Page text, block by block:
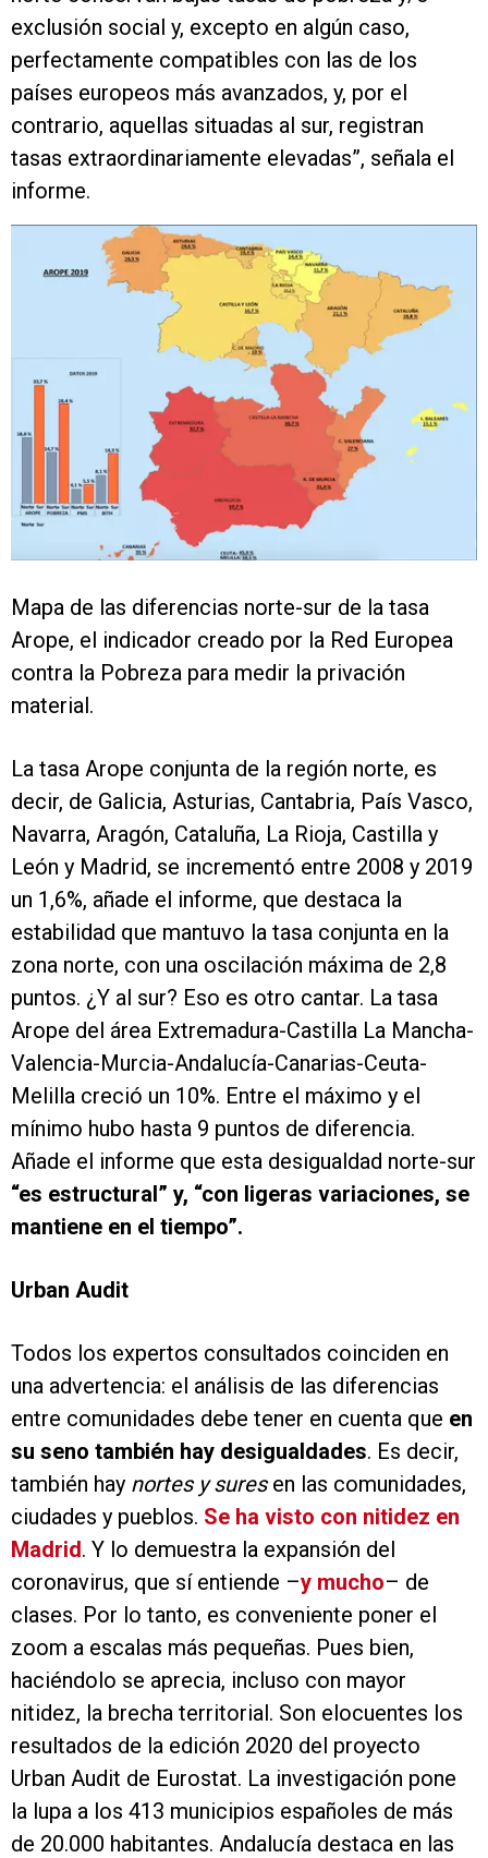
exclusión social y, excepto en algún caso,
perfectamente compatibles con las de los
países europeos más avanzados, y, por el
contrario, aquellas situadas al sur, registran
tasas extraordinariamente elevadas”, señala el
informe.
Mapa de las diferencias norte-sur de la tasa
Arope, el indicador creado por la Red Europea
contra la Pobreza para medir la privación
material.
La tasa Arope conjunta de la región norte, es
decir, de Galicia, Asturias, Cantabria, País Vasco,
Navarra, Aragón, Cataluña, La Rioja, Castilla y
León y Madrid, se incrementó entre 2008 y 2019
un 1,6%, añade el informe, que destaca la
estabilidad que mantuvo la tasa conjunta en la
zona norte, con una oscilación máxima de 2,8
puntos. ¿Y al sur? Eso es otro cantar. La tasa
Arope del área Extremadura-Castilla La Mancha-
Valencia-Murcia-Andalucía-Canarias-Ceuta-
Melilla creció un 10%. Entre el máximo y el
mínimo hubo hasta 9 puntos de diferencia.
Añade el informe que esta desigualdad norte-sur
“es estructural” y, “con ligeras variaciones, se
mantiene en el tiempo”.
Urban Audit
Todos los expertos consultados coinciden en
una advertencia: el análisis de las diferencias
entre comunidades debe tener en cuenta que en
su seno también hay desigualdades. Es decir,
también hay nortes y suresen las comunidades,
ciudades y pueblos. Se ha visto con nitidez en
Madrid. Y lo demuestra la expansión del
coronavirus, que sí entiende –y mucho– de
clases. Por lo tanto, es conveniente poner el
zoom a escalas más pequeñas. Pues bien,
haciéndolo se aprecia, incluso con mayor
nitidez, la brecha territorial. Son elocuentes los
resultados de la edición 2020 del proyecto
Urban Audit de Eurostat. La investigación pone
la lupa a los 413 municipios españoles de más
de 20.000 habitantes. Andalucía destaca en las